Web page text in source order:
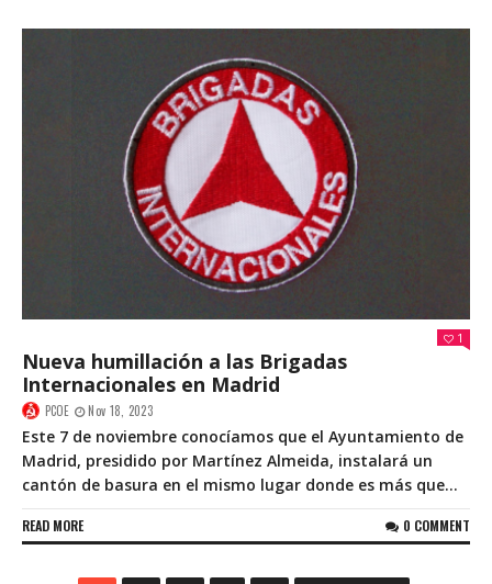
1
Nueva humillación a las Brigadas
Internacionales en Madrid
PCOE Nov 18, 2023
Este 7 de noviembre conocíamos que el Ayuntamiento de
Madrid, presidido por Martínez Almeida, instalará un
cantón de basura en el mismo lugar donde es más que...
READ MORE 0 COMMENT